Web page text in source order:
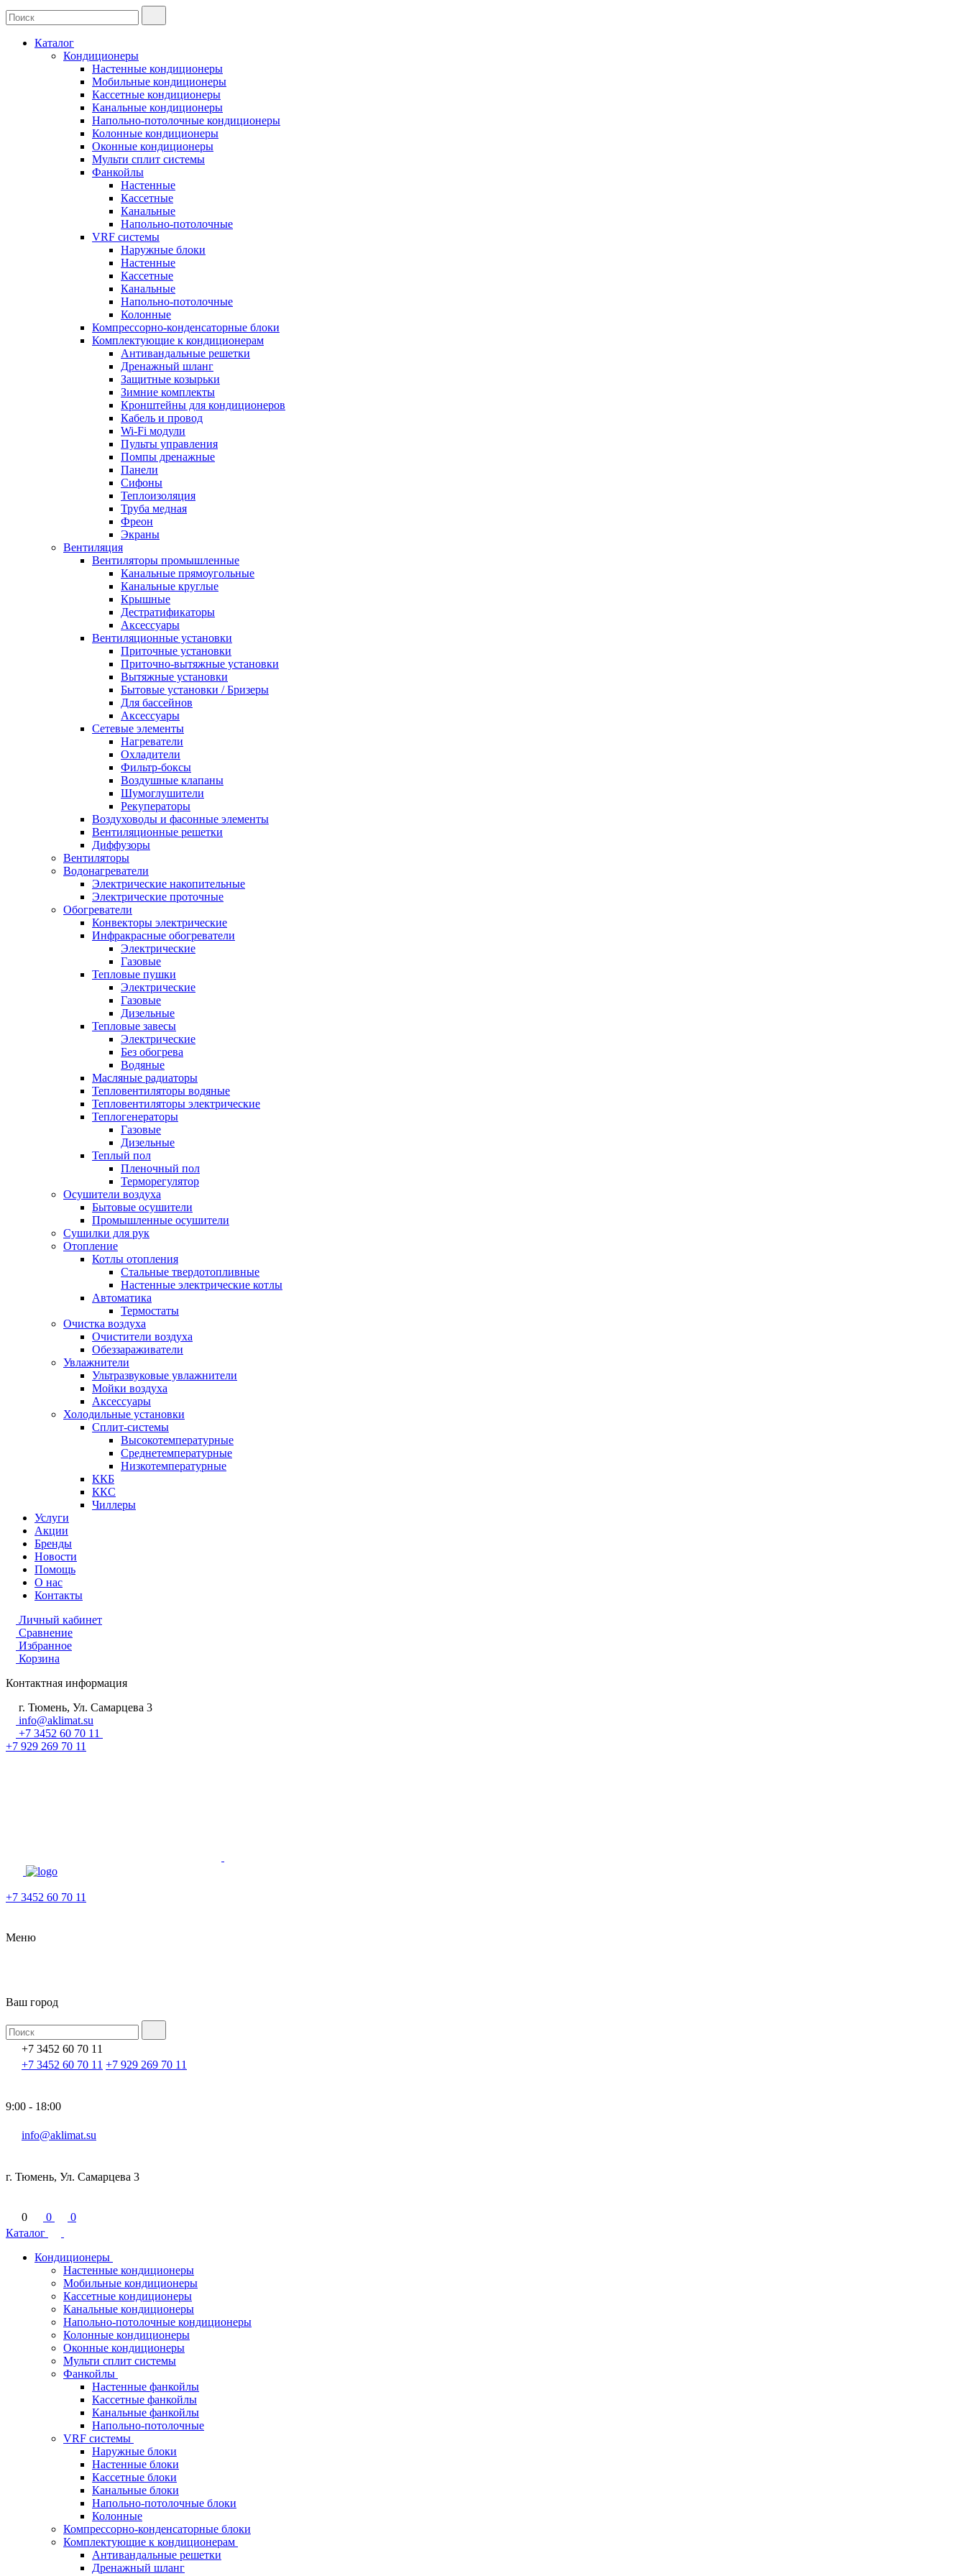
Каталог
Кондиционеры
Настенные кондиционеры
Мобильные кондиционеры
Кассетные кондиционеры
Канальные кондиционеры
Напольно-потолочные кондиционеры
Колонные кондиционеры
Оконные кондиционеры
Мульти сплит системы
Фанкойлы
Настенные
Кассетные
Канальные
Напольно-потолочные
VRF системы
Наружные блоки
Настенные
Кассетные
Канальные
Напольно-потолочные
Колонные
Компрессорно-конденсаторные блоки
Комплектующие к кондиционерам
Антивандальные решетки
Дренажный шланг
Защитные козырьки
Зимние комплекты
Кронштейны для кондиционеров
Кабель и провод
Wi-Fi модули
Пульты управления
Помпы дренажные
Панели
Сифоны
Теплоизоляция
Труба медная
Фреон
Экраны
Вентиляция
Вентиляторы промышленные
Канальные прямоугольные
Канальные круглые
Крышные
Дестратификаторы
Аксессуары
Вентиляционные установки
Приточные установки
Приточно-вытяжные установки
Вытяжные установки
Бытовые установки / Бризеры
Для бассейнов
Аксессуары
Сетевые элементы
Нагреватели
Охладители
Фильтр-боксы
Воздушные клапаны
Шумоглушители
Рекуператоры
Воздуховоды и фасонные элементы
Вентиляционные решетки
Диффузоры
Вентиляторы
Водонагреватели
Электрические накопительные
Электрические проточные
Обогреватели
Конвекторы электрические
Инфракрасные обогреватели
Электрические
Газовые
Тепловые пушки
Электрические
Газовые
Дизельные
Тепловые завесы
Электрические
Без обогрева
Водяные
Масляные радиаторы
Тепловентиляторы водяные
Тепловентиляторы электрические
Теплогенераторы
Газовые
Дизельные
Теплый пол
Пленочный пол
Терморегулятор
Осушители воздуха
Бытовые осушители
Промышленные осушители
Сушилки для рук
Отопление
Котлы отопления
Стальные твердотопливные
Настенные электрические котлы
Автоматика
Термостаты
Очистка воздуха
Очистители воздуха
Обеззараживатели
Увлажнители
Ультразвуковые увлажнители
Мойки воздуха
Аксессуары
Холодильные установки
Сплит-системы
Высокотемпературные
Среднетемпературные
Низкотемпературные
ККБ
ККС
Чиллеры
Услуги
Акции
Бренды
Новости
Помощь
О нас
Контакты
Личный кабинет
Сравнение
Избранное
Корзина
Контактная информация
г. Тюмень, Ул. Самарцева 3
info@aklimat.su
+7 3452 60 70 11
+7 929 269 70 11
+7 3452 60 70 11
Меню
Ваш город
+7 3452 60 70 11
+7 3452 60 70 11 +7 929 269 70 11
9:00 - 18:00
info@aklimat.su
г. Тюмень, Ул. Самарцева 3
0 0
0
Каталог
Кондиционеры
Настенные кондиционеры
Мобильные кондиционеры
Кассетные кондиционеры
Канальные кондиционеры
Напольно-потолочные кондиционеры
Колонные кондиционеры
Оконные кондиционеры
Мульти сплит системы
Фанкойлы
Настенные фанкойлы
Кассетные фанкойлы
Канальные фанкойлы
Напольно-потолочные
VRF системы
Наружные блоки
Настенные блоки
Кассетные блоки
Канальные блоки
Напольно-потолочные блоки
Колонные
Компрессорно-конденсаторные блоки
Комплектующие к кондиционерам
Антивандальные решетки
Дренажный шланг